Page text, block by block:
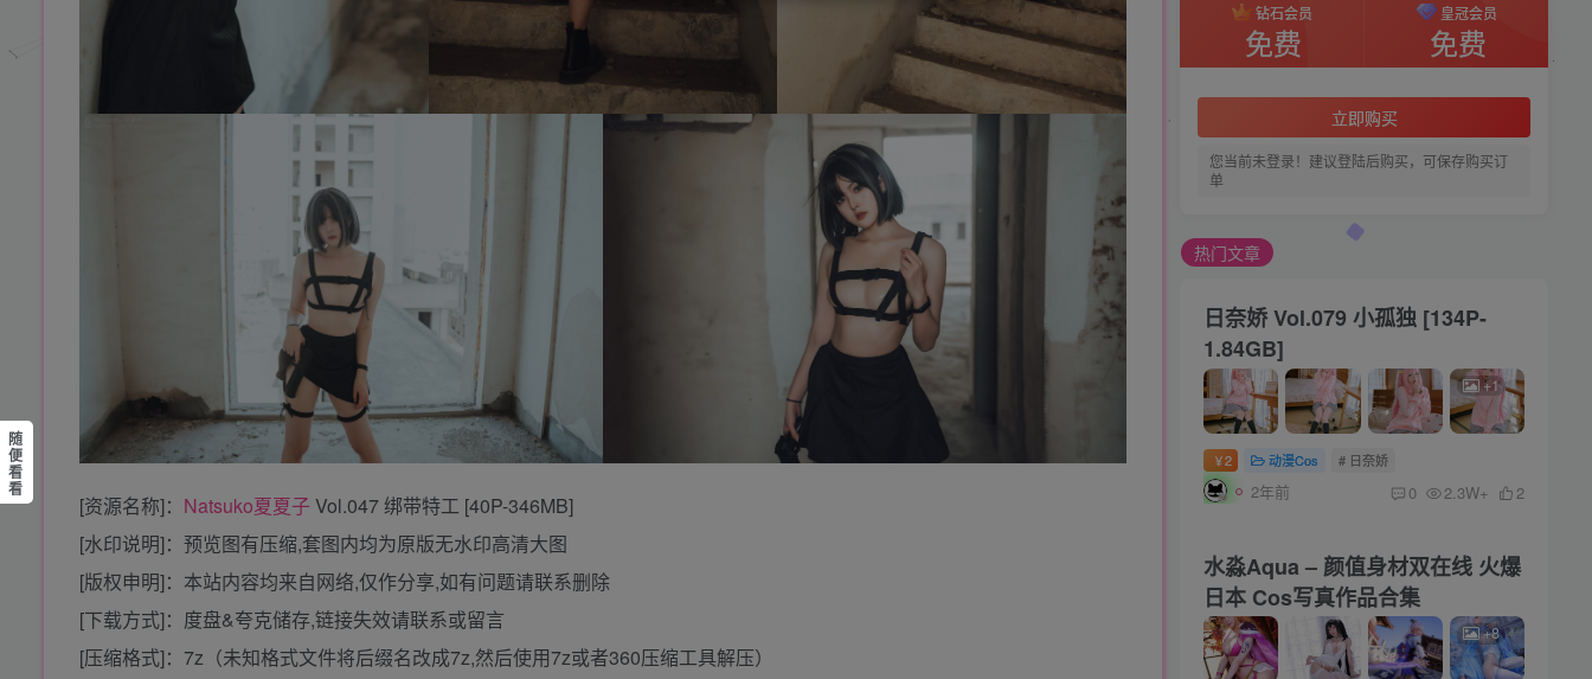
[资源名称]： Natsuko夏夏子 Vol.047 绑带特工 [40P-346MB]
[水印说明]：预览图有压缩,套图内均为原版无水印高清大图
[版权申明]：本站内容均来自网络,仅作分享,如有问题请联系删除
[下载方式]：度盘&夸克储存,链接失效请联系或留言
[压缩格式]：7z（未知格式文件将后缀名改成7z,然后使用7z或者360压缩工具解压）
您当前未登录！建议登陆后购买，可保存购买订
钻石会员
免费
皇冠会员
免费
立即购买
您当前未登录！建议登陆后购买，可保存购买订
单
热门文章
日奈娇 Vol.079 小孤独 [134P-
1.84GB]
+1
￥2 动漫Cos # 日奈娇
2年前 0 2.3W+ 2
水淼Aqua – 颜值身材双在线 火爆
日本 Cos写真作品合集
+8
随
便
看
看